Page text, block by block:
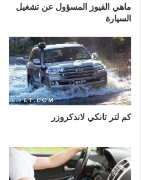
ماهي الفيوز المسؤول عن تشغيل
السيارة
كم لتر تانكي لاندكروزر